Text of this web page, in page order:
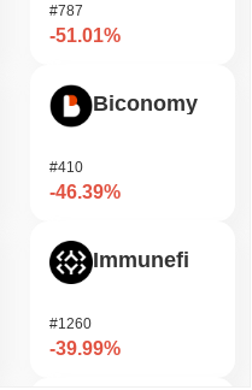
#787
-51.01%
Biconomy
#410
-46.39%
Immunefi
#1260
-39.99%